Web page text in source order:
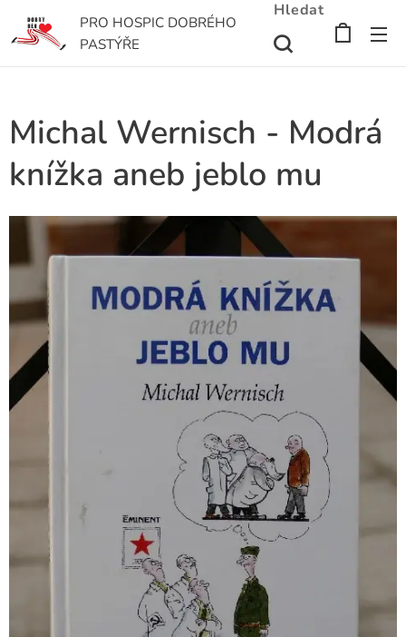
PRO HOSPIC DOBRÉHO
PASTÝŘE
Hledat
Michal Wernisch - Modrá
knížka aneb jeblo mu